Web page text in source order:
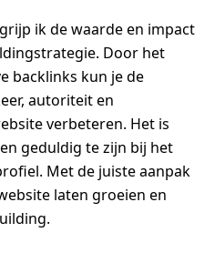
ik de waarde en impact
Door het
backlinks kun je de
autoriteit en
verbeteren. Het is
geduldig te zijn bij het
Met de juiste aanpak
laten groeien en